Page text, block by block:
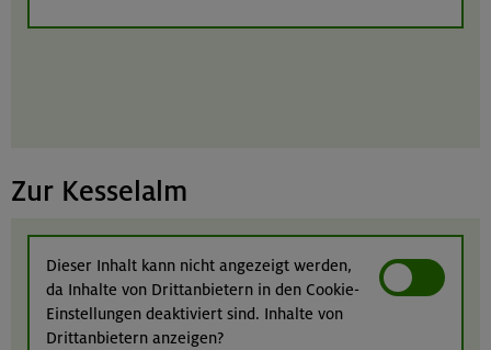
Zur Kesselalm
Dieser Inhalt kann nicht angezeigt werden,
da Inhalte von Drittanbietern in den Cookie-
Einstellungen deaktiviert sind. Inhalte von
Drittanbietern anzeigen?